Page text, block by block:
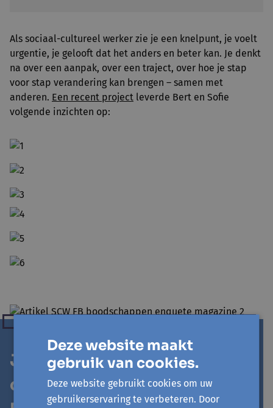
Als sociaal-cultureel werker zie je een knelpunt, je voelt
urgentie, je gelooft dat het anders en beter kan. Je denkt
na over een aanpak, over een traject, over hoe je stap
voor stap verandering kan brengen – samen met
anderen. Een recent project leverde Bert en Sofie
volgende inzichten op:
Je merkt het ... geen
oplossingen, wel vragen.
Deze website maakt
gebruik van cookies.
Deze website gebruikt cookies om uw
gebruikerservaring te verbeteren. Door